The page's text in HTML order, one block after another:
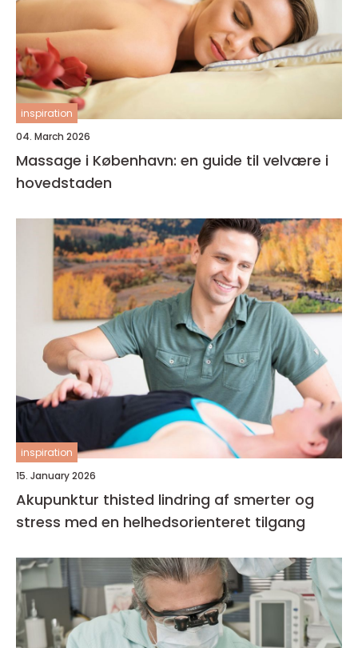
inspiration
04. March 2026
Massage i København: en guide til velvære i
hovedstaden
inspiration
15. January 2026
Akupunktur thisted lindring af smerter og
stress med en helhedsorienteret tilgang